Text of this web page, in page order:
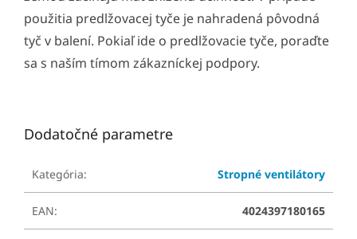
použitia predlžovacej tyče je nahradená pôvodná
tyč v balení. Pokiaľ ide o predlžovacie tyče, poraďte
sa s naším tímom zákazníckej podpory.
Dodatočné parametre
Kategória: Stropné ventilátory
EAN: 4024397180165